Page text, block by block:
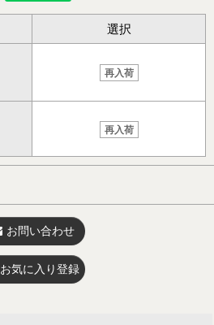
選択
再入荷
再入荷
お問い合わせ
お気に入り登録